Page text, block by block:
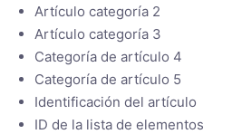
Artículo categoría 2
Artículo categoría 3
Categoría de artículo 4
Categoría de artículo 5
Identificación del artículo
ID de la lista de elementos